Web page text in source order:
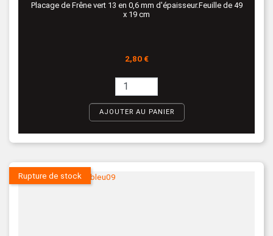
Placage de Frêne vert 13 en 0,6 mm d'épaisseur.Feuille de 49
x 19 cm
Prix
2,80 €
AJOUTER AU PANIER
Rupture de stock